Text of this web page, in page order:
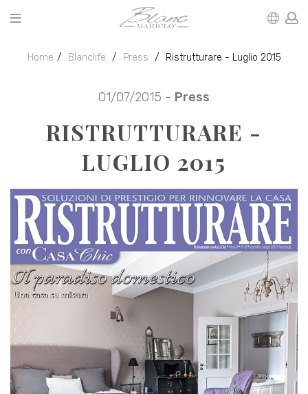
Home Blanclife Press Ristrutturare - Luglio 2015
01/07/2015 - Press
RISTRUTTURARE -
LUGLIO 2015